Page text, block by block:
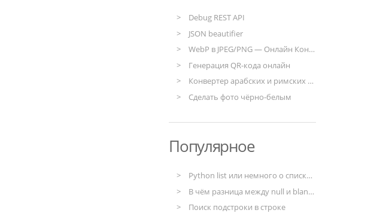
Debug REST API
JSON beautifier
WebP в JPEG/PNG — Онлайн Конвертер
Генерация QR-кода онлайн
Конвертер арабских и римских чисел
Сделать фото чёрно-белым
Популярное
Python list или немного о списках в Python
В чём разница между null и blank в моделях django
Поиск подстроки в строке